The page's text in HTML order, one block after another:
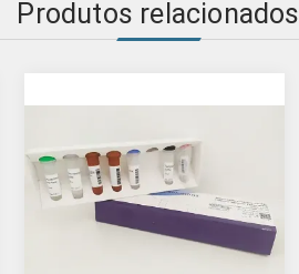
Produtos relacionados